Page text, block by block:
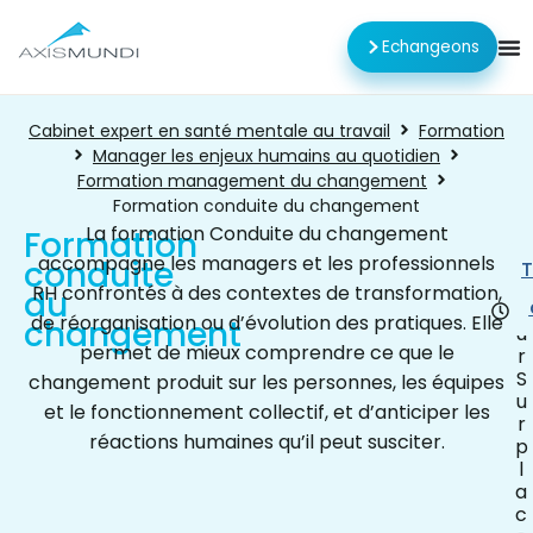
Echangeons
Cabinet expert en santé mentale au travail
Formation
Manager les enjeux humains au quotidien
Formation management du changement
Formation conduite du changement
Formation
conduite
du
changement
La formation Conduite du changement
accompagne les managers et les professionnels
RH confrontés à des contextes de transformation,
de réorganisation ou d’évolution des pratiques. Elle
permet de mieux comprendre ce que le
changement produit sur les personnes, les équipes
et le fonctionnement collectif, et d’anticiper les
réactions humaines qu’il peut susciter.
1
u
r
S
u
r
p
l
a
c